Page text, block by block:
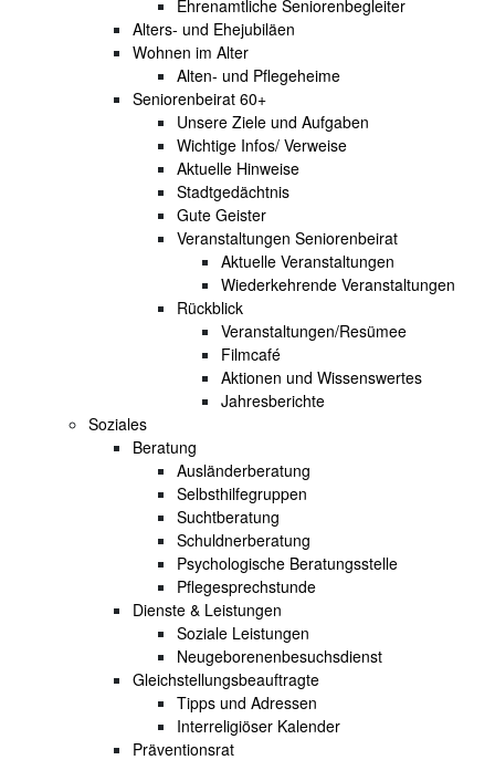
Ehrenamtliche Seniorenbegleiter
Alters- und Ehejubiläen
Wohnen im Alter
Alten- und Pflegeheime
Seniorenbeirat 60+
Unsere Ziele und Aufgaben
Wichtige Infos/ Verweise
Aktuelle Hinweise
Stadtgedächtnis
Gute Geister
Veranstaltungen Seniorenbeirat
Aktuelle Veranstaltungen
Wiederkehrende Veranstaltungen
Rückblick
Veranstaltungen/Resümee
Filmcafé
Aktionen und Wissenswertes
Jahresberichte
Soziales
Beratung
Ausländerberatung
Selbsthilfegruppen
Suchtberatung
Schuldnerberatung
Psychologische Beratungsstelle
Pflegesprechstunde
Dienste & Leistungen
Soziale Leistungen
Neugeborenenbesuchsdienst
Gleichstellungsbeauftragte
Tipps und Adressen
Interreligiöser Kalender
Präventionsrat